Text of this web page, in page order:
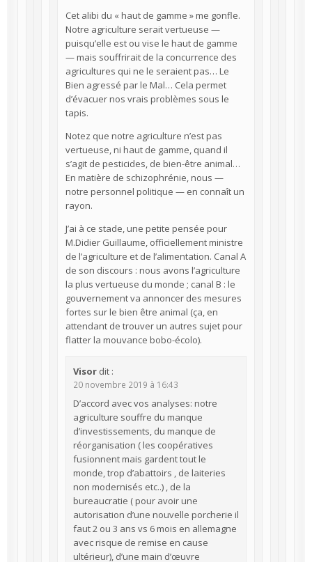
Cet alibi du « haut de gamme » me gonfle.
Notre agriculture serait vertueuse —
puisqu’elle est ou vise le haut de gamme
— mais souffrirait de la concurrence des
agricultures qui ne le seraient pas… Le
Bien agressé par le Mal… Cela permet
d’évacuer nos vrais problèmes sous le
tapis.
Notez que notre agriculture n’est pas
vertueuse, ni haut de gamme, quand il
s’agit de pesticides, de bien-être animal…
En matière de schizophrénie, nous —
notre personnel politique — en connaît un
rayon.
J’ai à ce stade, une petite pensée pour
M.Didier Guillaume, officiellement ministre
de l’agriculture et de l’alimentation. Canal A
de son discours : nous avons l’agriculture
la plus vertueuse du monde ; canal B : le
gouvernement va annoncer des mesures
fortes sur le bien être animal (ça, en
attendant de trouver un autres sujet pour
flatter la mouvance bobo-écolo).
Visor dit :
20 novembre 2019 à 16:43
D’accord avec vos analyses: notre
agriculture souffre du manque
d’investissements, du manque de
réorganisation ( les coopératives
fusionnent mais gardent tout le
monde, trop d’abattoirs , de laiteries
non modernisés etc..) , de la
bureaucratie ( pour avoir une
autorisation d’une nouvelle porcherie il
faut 2 ou 3 ans vs 6 mois en allemagne
avec risque de remise en cause
ultérieur), d’une main d’œuvre